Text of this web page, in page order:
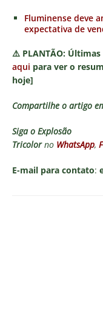
Fluminense deve
expectativa de
⚠️ PLANTÃO: Últimas
aqui para ver o
hoje]
Compartilhe o artigo
Siga o Explosão
Tricolorno WhatsApp,
E-mail para contato: